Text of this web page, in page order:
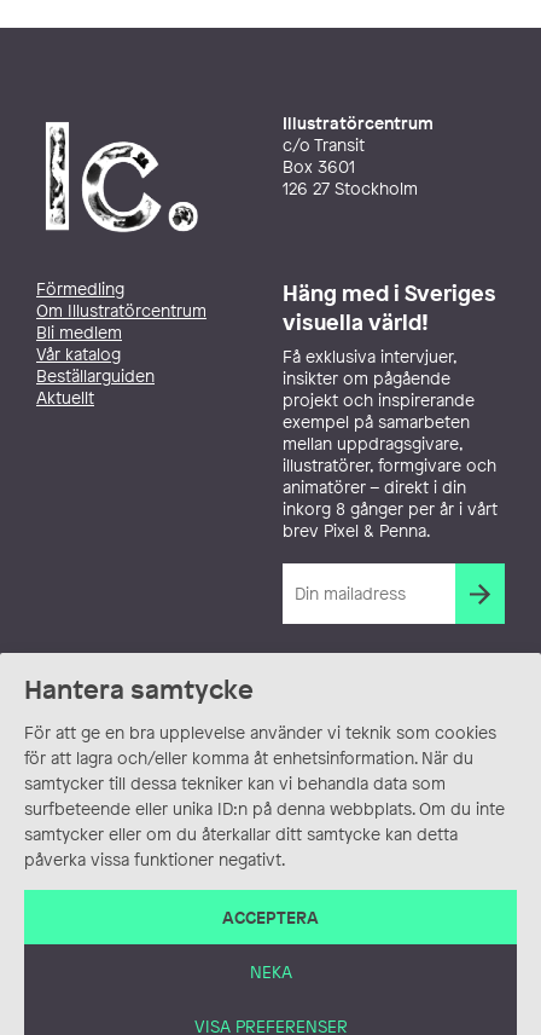
Hantera samtycke
För att ge en bra upplevelse använder vi teknik som cookies
för att lagra och/eller komma åt enhetsinformation. När du
samtycker till dessa tekniker kan vi behandla data som
surfbeteende eller unika ID:n på denna webbplats. Om du inte
samtycker eller om du återkallar ditt samtycke kan detta
påverka vissa funktioner negativt.
ACCEPTERA
NEKA
VISA PREFERENSER
Illustratörcentrum
c/o Transit
Box 3601
126 27 Stockholm
Förmedling
Om Illustratörcentrum
Bli medlem
Vår katalog
Beställarguiden
Aktuellt
Häng med i Sveriges
visuella värld!
Få exklusiva intervjuer,
insikter om pågående
projekt och inspirerande
exempel på samarbeten
mellan uppdragsgivare,
illustratörer, formgivare och
animatörer – direkt i din
inkorg 8 gånger per år i vårt
brev Pixel & Penna.